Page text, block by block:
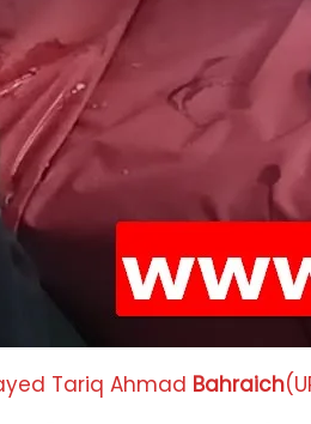
Tariq Ahmad Bahraich